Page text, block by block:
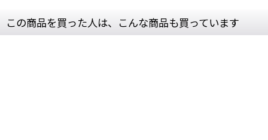
この商品を買った人は、こんな商品も買っています